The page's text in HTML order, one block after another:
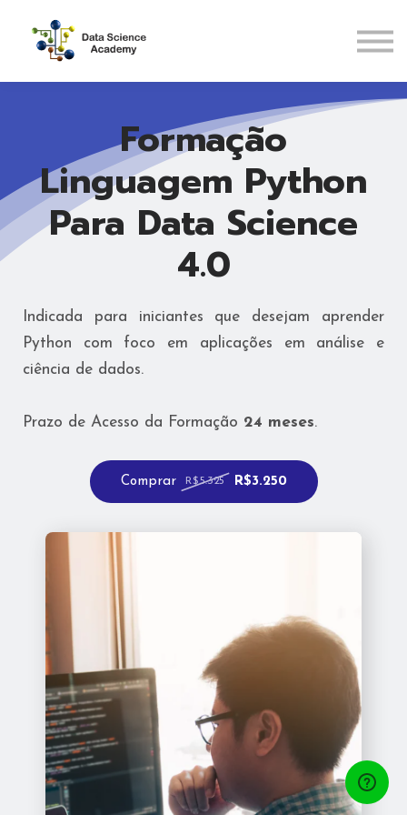
Pós-Graduações
CADASTRAR
Formação
Linguagem Python
Para Data Science
4.0
Indicada para iniciantes que desejam aprender
Python com foco em aplicações em análise e
ciência de dados.
Prazo de Acesso da Formação 24 meses.
Comprar R$5.325 R$3.250